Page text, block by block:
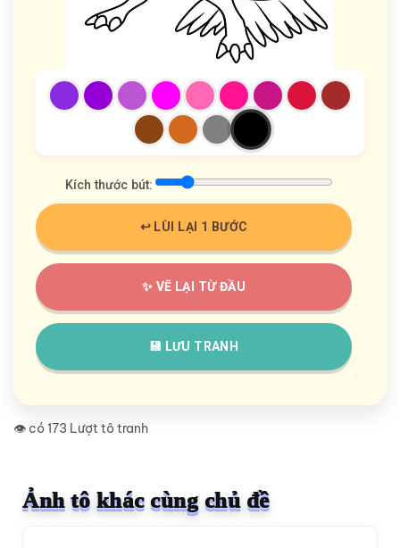
Kích thước bút:
↩️ LÙI LẠI 1 BƯỚC
✨ VẼ LẠI TỪ ĐẦU
💾 LƯU TRANH
👁️ có 173 Lượt tô tranh
Ảnh tô khác cùng chủ đề